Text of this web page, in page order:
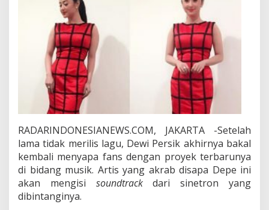
a
r
i
a
n
F
a
n
RADARINDONESIANEWS.COM, JAKARTA -Setelah
lama tidak merilis lagu, Dewi Persik akhirnya bakal
kembali menyapa fans dengan proyek terbarunya
di bidang musik. Artis yang akrab disapa Depe ini
akan mengisi soundtrackdari sinetron yang
dibintanginya.